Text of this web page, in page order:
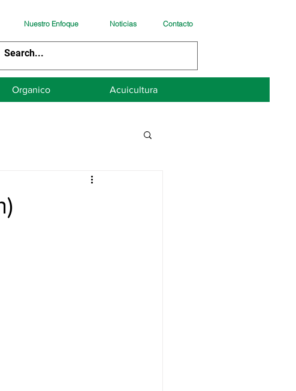
Nuestro Enfoque Noticias Contacto
Organico Acuicultura